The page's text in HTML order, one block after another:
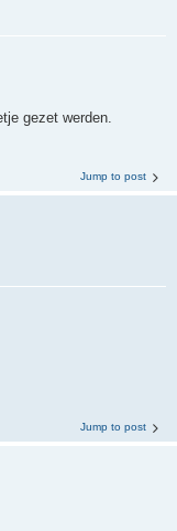
gezet werden.
Jump to post
Jump to post